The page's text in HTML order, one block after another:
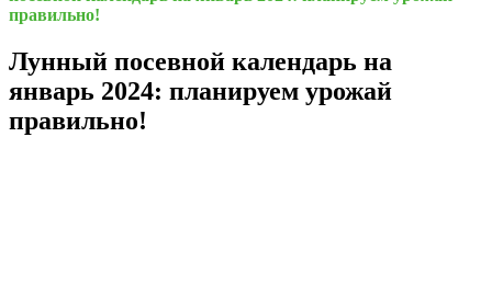
правильно!
Лунный посевной календарь на
январь 2024: планируем урожай
правильно!